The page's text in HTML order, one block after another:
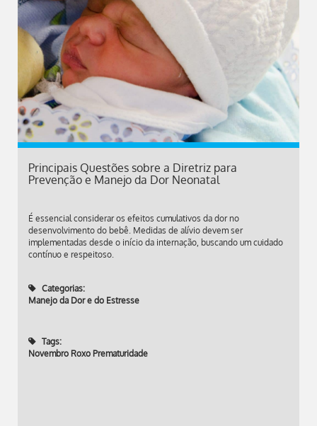
Principais Questões sobre a Diretriz para
Prevenção e Manejo da Dor Neonatal
É essencial considerar os efeitos cumulativos da dor no
desenvolvimento do bebê. Medidas de alívio devem ser
implementadas desde o início da internação, buscando um cuidado
contínuo e respeitoso.
Categorias:
Manejo da Dor e do Estresse
Tags:
Novembro Roxo Prematuridade